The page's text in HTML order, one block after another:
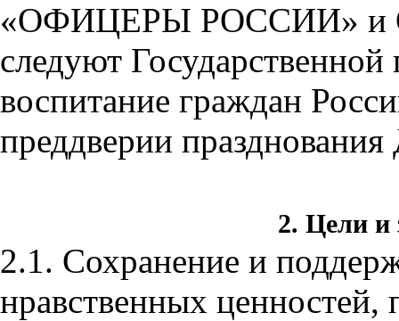
«ОФИЦЕРЫ РОССИИ» и
следуют
воспитание граждан
преддверии
2. Цели и
2.1. Сохранение и
нравственных ценностей,